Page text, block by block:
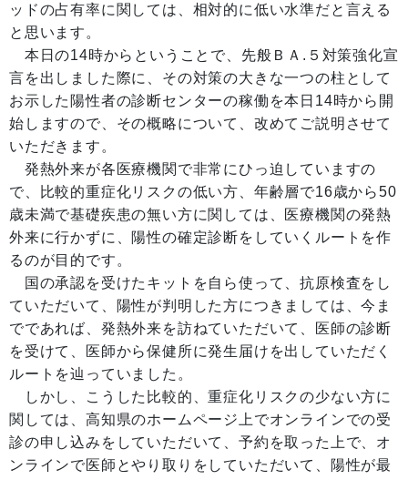
ッドの占有率に関しては、相対的に低い水準だと言える
と思います。
本日の14時からということで、先般ＢＡ.５対策強化宣
言を出しました際に、その対策の大きな一つの柱として
お示した陽性者の診断センターの稼働を本日14時から開
始しますので、その概略について、改めてご説明させて
いただきます。
発熱外来が各医療機関で非常にひっ迫していますの
で、比較的重症化リスクの低い方、年齢層で16歳から50
歳未満で基礎疾患の無い方に関しては、医療機関の発熱
外来に行かずに、陽性の確定診断をしていくルートを作
るのが目的です。
国の承認を受けたキットを自ら使って、抗原検査をし
ていただいて、陽性が判明した方につきましては、今ま
でであれば、発熱外来を訪ねていただいて、医師の診断
を受けて、医師から保健所に発生届けを出していただく
ルートを辿っていました。
しかし、こうした比較的、重症化リスクの少ない方に
関しては、高知県のホームページ上でオンラインでの受
診の申し込みをしていただいて、予約を取った上で、オ
ンラインで医師とやり取りをしていただいて、陽性が最